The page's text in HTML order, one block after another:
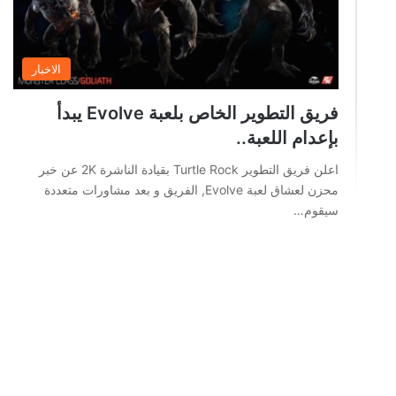
الاخبار
فريق التطوير الخاص بلعبة Evolve يبدأ
بإعدام اللعبة..
اعلن فريق التطوير Turtle Rock بقيادة الناشرة 2K عن خبر
محزن لعشاق لعبة Evolve, الفريق و بعد مشاورات متعددة
سيقوم…